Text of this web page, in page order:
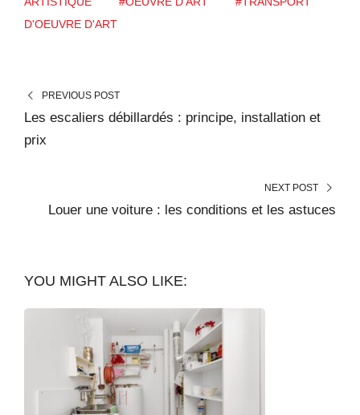
D'OEUVRE D'ART
PREVIOUS POST
Les escaliers débillardés : principe, installation et
prix
NEXT POST
Louer une voiture : les conditions et les astuces
YOU MIGHT ALSO LIKE: